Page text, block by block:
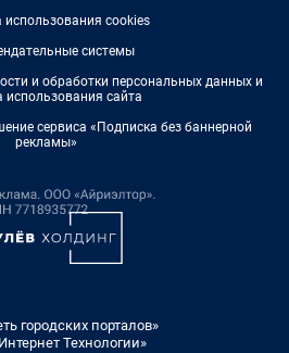
использования cookies
системы
и обработки персональных данных и
использования сайта
сервиса «Подписка без баннерной
рекламы»
городских порталов»
Технологии»